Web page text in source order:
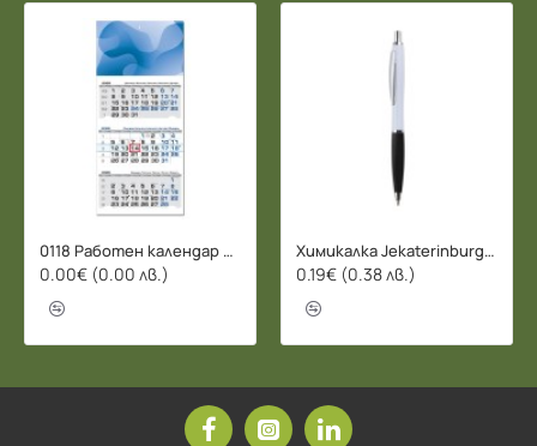
0118 Работен календар БИЗНЕС 2026 - 3 СЕКЦИИ
0.00€ (0.00 лв.)
Химикалка Jekaterinburg - 078206
0.19€ (0.38 лв.)